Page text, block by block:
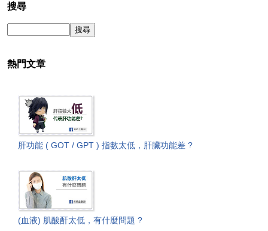
搜尋
熱門文章
肝功能 ( GOT / GPT ) 指數太低，肝臟功能差 ?
(血液) 肌酸酐太低，有什麼問題 ?